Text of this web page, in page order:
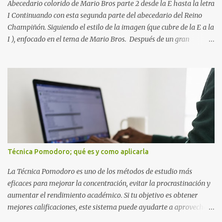
más importante que la cantidad de tiempo invertido. Cuando
detectas y corrige...
Abecedario colorido de Mario Bros parte 2 desde la E hasta la letra
I Continuando con esta segunda parte del abecedario del Reino
Champiñón. Siguiendo el estilo de la imagen (que cubre de la E a la
I ), enfocado en el tema de Mario Bros. Después de un gran
detalladamente en la siguiente imagen, donde hemos unificados
las 5 letras en una sola imagen. Letras individuales para descargar
Letra E color azul Letra F color rojo Letra G color Verde Letra H
Letra I Estas letras no solo destacan por sus colores vibrantes y su
diseño geométrico inspirado en el Reino Champiñón, sino que
también representan elementos clave de la saga: · E de Estrella :
El ítem que nos da la invencibilidad necesaria para atravesar
cualquier obstáculo. · ...
Técnica Pomodoro; qué es y como aplicarla
La Técnica Pomodoro es uno de los métodos de estudio más
eficaces para mejorar la concentración, evitar la procrastinación y
aumentar el rendimiento académico. Si tu objetivo es obtener
mejores calificaciones, este sistema puede ayudarte a aprovechar